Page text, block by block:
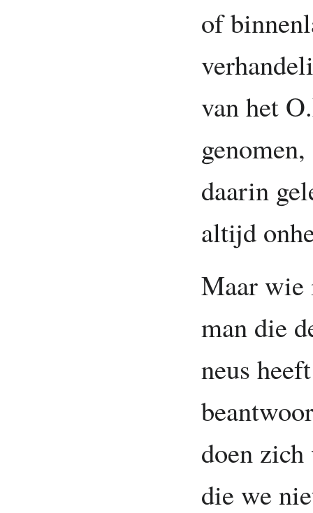
of
van het
daarin
altijd
Maar wie
man die
neus
doen zich
die we